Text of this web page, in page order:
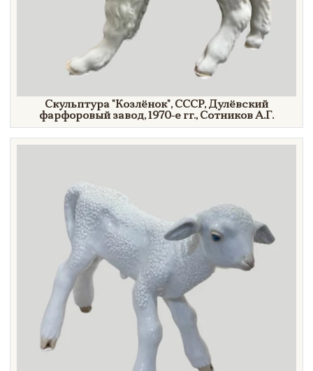
Скульптура"Козлёнок", СССР, Дулёвский
фарфоровый завод,1970-е гг., Сотников А.Г.